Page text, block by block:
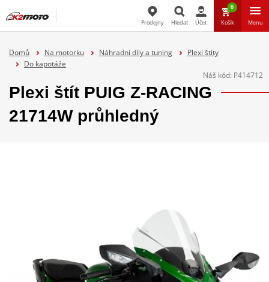
Prodejny Hledat Účet
0
Košík Menu
Domů Na motorku Náhradní díly a tuning
Plexi štíty
Do kapotáže
Náš kód: P414712
Plexi štít PUIG Z-RACING
21714W průhledný